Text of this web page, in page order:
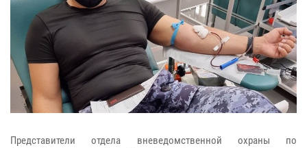
Представители отдела вневедомственной охраны по